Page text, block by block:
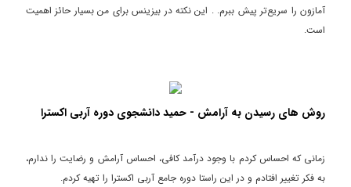
آمازون را سریع‌تر پیش ببرم. . این نکته در بیزینس برای من بسیار حائز اهمیت
است.
روش های رسیدن به آرامش - حمید دانشجوی دوره آربی اکسترا
زمانی که احساس کردم با وجود درآمد کافی، احساس آرامش و رضایت را ندارم،
به فکر تغییر افتادم و در این راستا دوره جامع آربی اکسترا را تهیه کردم.